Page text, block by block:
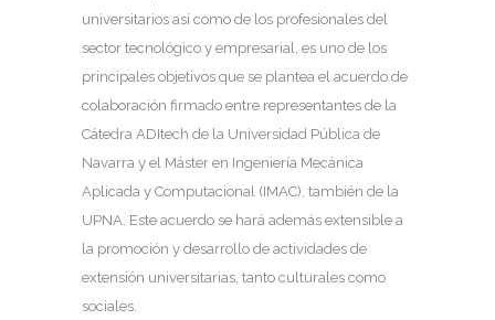
universitarios así como de los profesionales del
sector tecnológico y empresarial, es uno de los
principales objetivos que se plantea el acuerdo de
colaboración firmado entre representantes de la
Cátedra ADItech de la Universidad Pública de
Navarra y el Máster en Ingeniería Mecánica
Aplicada y Computacional (IMAC), también de la
UPNA. Este acuerdo se hará además extensible a
la promoción y desarrollo de actividades de
extensión universitarias, tanto culturales como
sociales.